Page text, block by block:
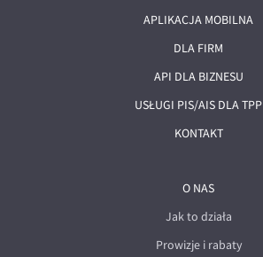
APLIKACJA MOBILNA
DLA FIRM
API DLA BIZNESU
USŁUGI PIS/AIS DLA TPP
KONTAKT
O NAS
Jak to działa
Prowizje i rabaty